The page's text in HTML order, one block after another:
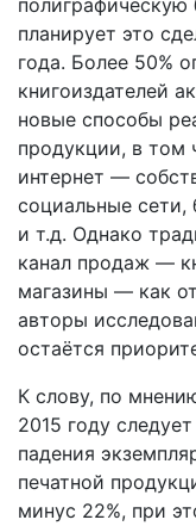
полиграфическую
планирует это
года. Более 50%
книгоиздателей
новые способы
продукции, в том
интернет —
социальные сети,
и т.д. Однако
канал продаж —
магазины — как
авторы
остаётся
К слову, по
2015 году
падения
печатной
минус 22%, при